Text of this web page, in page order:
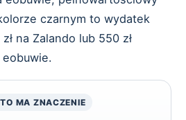
czarnym to wydatek
na Zalando lub 550 zł
MA ZNACZENIE